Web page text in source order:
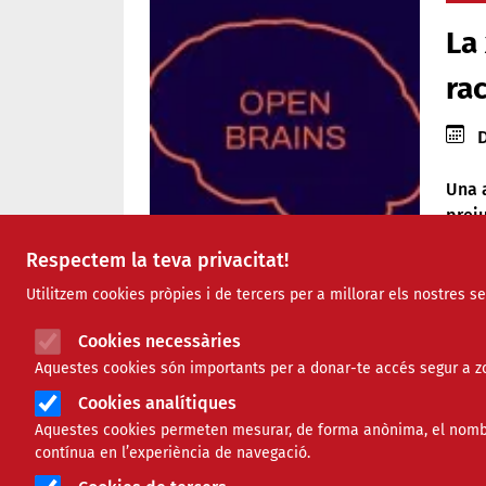
Respectem la teva privacitat!
Utilitzem cookies pròpies i de tercers per a millorar els nostres
Cookies necessàries
Aquestes cookies són importants per a donar-te accés segur a
Cookies analítiques
Aquestes cookies permeten mesurar, de forma anònima, el
contínua en l’experiència de navegació.
Comparteix
F
a
c
X
22/12/2025
Una